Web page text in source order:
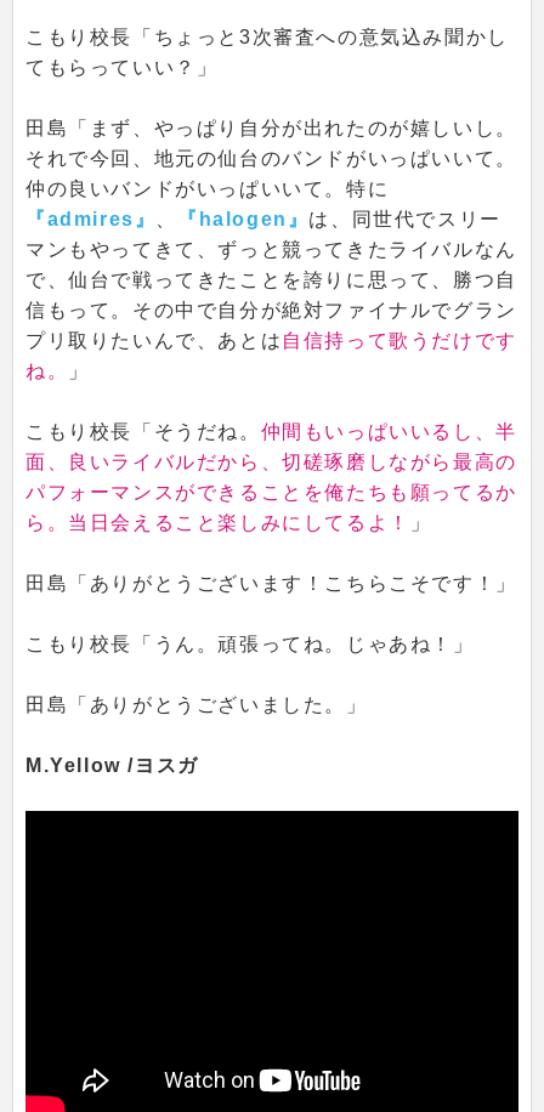
こもり校長「ちょっと3次審査への意気込み聞かし
てもらっていい？」
田島「まず、やっぱり自分が出れたのが嬉しいし。
それで今回、地元の仙台のバンドがいっぱいいて。
仲の良いバンドがいっぱいいて。特に
『admires』
『halogen』 は、同世代でスリー
マンもやってきて、ずっと競ってきたライバルなん
で、仙台で戦ってきたことを誇りに思って、勝つ自
信もって。その中で自分が絶対ファイナルでグラン
プリ取りたいんで、あとは 自信持って歌うだけです
ね。
」
こもり校長「そうだね。 仲間もいっぱいいるし、半
面、良いライバルだから、切磋琢磨しながら最高の
パフォーマンスができることを俺たちも願ってるか
ら。当日会えること楽しみにしてるよ！
」
田島「ありがとうございます！こちらこそです！」
こもり校長「うん。頑張ってね。じゃあね！」
田島「ありがとうございました。」
M.Yellow /ヨスガ